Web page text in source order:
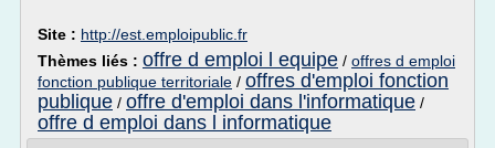
Site : http://est.emploipublic.fr
Thèmes liés : offre d emploi l equipe / offres d emploi
fonction publique territoriale / offres d'emploi fonction
publique / offre d'emploi dans l'informatique /
offre d emploi dans l informatique